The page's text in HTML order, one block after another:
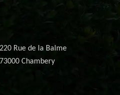
220 Rue de la Balme
73000 Chambery